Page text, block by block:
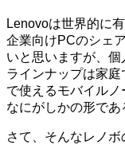
Lenovoは世界的に
企業向けPCのシェ
いと思いますが、個
ラインナップは家
で使えるモバイル
なにがしかの形であ
さて、そんなレノ